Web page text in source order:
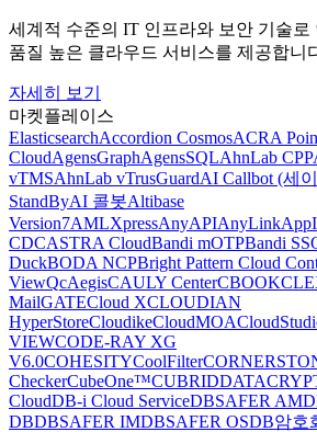
세계적 수준의 IT 인프라와 보안 기술로
품질 높은 클라우드 서비스를 제공합니
자세히 보기
마켓플레이스
ElasticsearchAccordion CosmosACRA
CloudAgensGraphAgensSQLAhnLab CPP
vTMSAhnLab vTrusGuardAI Callbot (세
StandByAI 콜봇Altibase
Version7AMLXpressAnyAPIAnyLink
CDCASTRA CloudBandi mOTPBandi
DuckBODA NCPBright Pattern Cloud
ViewQcAegisCAULY CenterCBOOK
MailGATECloud XCLOUDIAN
HyperStoreCloudikeCloudMOA
VIEWCODE-RAY XG
V6.0COHESITYCoolFilter
CheckerCubeOne™CUBRID
CloudDB-i Cloud ServiceDBSAFER AM
DBDBSAFER IMDBSAFER OSDB암호